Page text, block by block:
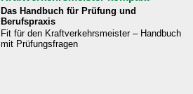
Das Handbuch für Prüfung und
Berufspraxis
Fit für den Kraftverkehrsmeister – Handbuch
mit Prüfungsfragen​